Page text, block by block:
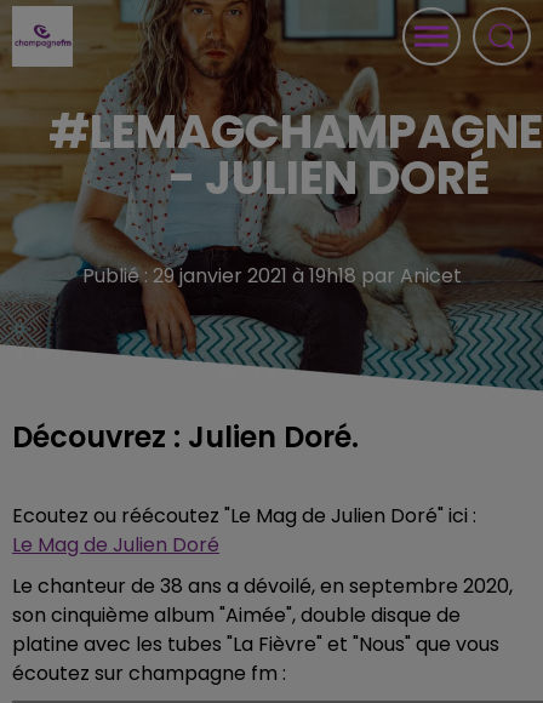
- JULIEN DORÉ
Publié : 29 janvier 2021 à 19h18 par Anicet
Découvrez : Julien Doré.
Ecoutez ou réécoutez "Le Mag de Julien Doré" ici :
Le Mag de Julien Doré
Le chanteur de 38 ans a dévoilé, en septembre 2020,
son cinquième album "Aimée", double disque de
platine avec les tubes "La Fièvre" et "Nous" que vous
écoutez sur champagne fm :